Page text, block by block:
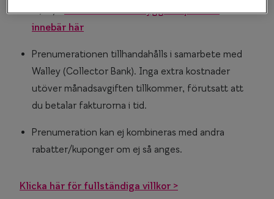
Trender
kr/år) -läs mer om vad Trygghetspaketet
innebär här
Prenumerationen tillhandahålls i samarbete med
Walley (Collector Bank). Inga extra kostnader
utöver månadsavgiften tillkommer, förutsatt att
du betalar fakturorna i tid.
Prenumeration kan ej kombineras med andra
rabatter/kuponger om ej så anges.
Klicka här för fullständiga villkor >